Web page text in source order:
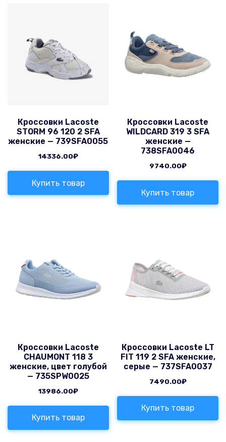
Кроссовки Lacoste
STORM 96 120 2 SFA
женские — 739SFA0055
14336.00₽
Купить товар
Кроссовки Lacoste
WILDCARD 319 3 SFA
женские —
738SFA0046
9740.00₽
Купить товар
Кроссовки Lacoste
CHAUMONT 118 3
женские, цвет голубой
— 735SPW0025
13986.00₽
Купить товар
Кроссовки Lacoste LT
FIT 119 2 SFA женские,
серые — 737SFA0037
7490.00₽
Купить товар